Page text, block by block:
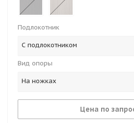
Подлокотник
С подлокотником
Вид опоры
На ножках
Цена по